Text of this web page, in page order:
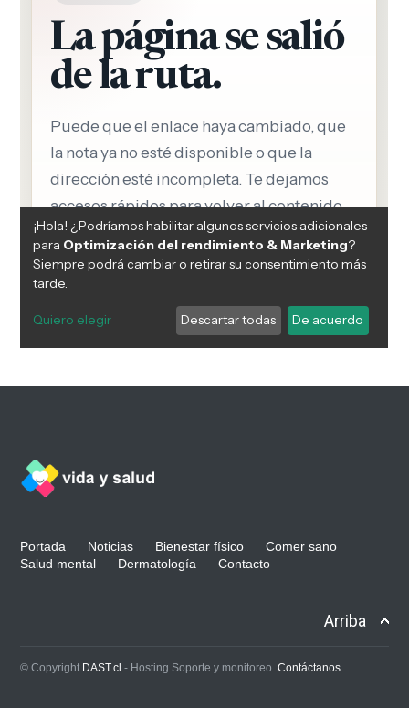
Portada Noticias Bienestar físico
Comer sano
Salud mental
Dermatología Contacto
Arriba
© Copyright DAST.cl - Hosting Soporte y monitoreo.Contáctanos